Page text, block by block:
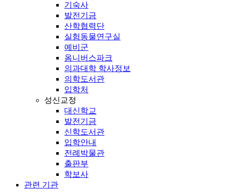
기숙사
발전기금
산학협력단
실험동물연구실
예비군
옴니버스파크
의과대학 학사정보
의학도서관
입학처
성신교정
대신학교
발전기금
신학도서관
입학안내
전례박물관
출판부
학보사
관련 기관